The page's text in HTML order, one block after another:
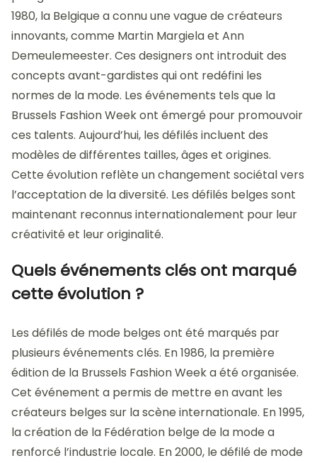
1980, la Belgique a connu une vague de créateurs
innovants, comme Martin Margiela et Ann
Demeulemeester. Ces designers ont introduit des
concepts avant-gardistes qui ont redéfini les
normes de la mode. Les événements tels que la
Brussels Fashion Week ont émergé pour promouvoir
ces talents. Aujourd’hui, les défilés incluent des
modèles de différentes tailles, âges et origines.
Cette évolution reflète un changement sociétal vers
l’acceptation de la diversité. Les défilés belges sont
maintenant reconnus internationalement pour leur
créativité et leur originalité.
Quels événements clés ont marqué
cette évolution ?
Les défilés de mode belges ont été marqués par
plusieurs événements clés. En 1986, la première
édition de la Brussels Fashion Week a été organisée.
Cet événement a permis de mettre en avant les
créateurs belges sur la scène internationale. En 1995,
la création de la Fédération belge de la mode a
renforcé l’industrie locale. En 2000, le défilé de mode